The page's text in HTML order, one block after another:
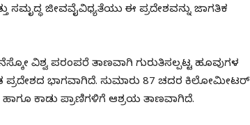
ಜೀವವೈವಿಧ್ಯತೆಯು ಈ ಪ್ರದೇಶವನ್ನು ಜಾಗತಿಕ
ವಿಶ್ವ ಪರಂಪರೆ ತಾಣವಾಗಿ ಗುರುತಿಸಲ್ಪಟ್ಟ ಹೂವುಗಳ
ಪ್ರದೇಶದ ಭಾಗವಾಗಿದೆ. ಸುಮಾರು 87 ಚದರ ಕಿಲೋಮೀಟರ್
ಕಾಡು ಪ್ರಾಣಿಗಳಿಗೆ ಆಶ್ರಯ ತಾಣವಾಗಿದೆ.